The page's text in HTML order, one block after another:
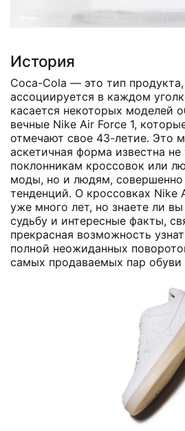
История
Coca-Cola — это тип
ассоциируется в каждом
касается некоторых моделей
вечные Nike Air Force 1,
отмечают свое 43-летие. Это
аскетичная форма известна
поклонникам кроссовок или
моды, но и людям, совершенно
тенденций. О кроссовках Nike
уже много лет, но знаете ли
судьбу и интересные факты,
прекрасная возможность
полной неожиданных
самых продаваемых пар обуви